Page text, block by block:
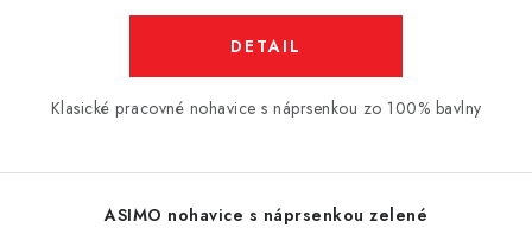
DETAIL
Klasické pracovné nohavice s náprsenkou zo 100% bavlny
ASIMO nohavice s náprsenkou zelené